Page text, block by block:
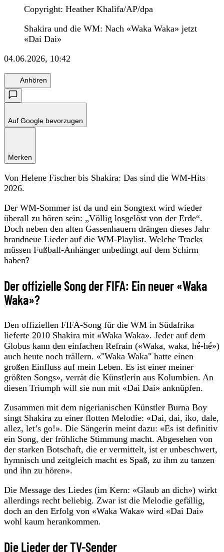
Copyright: Heather Khalifa/AP/dpa
Shakira und die WM: Nach «Waka Waka» jetzt
«Dai Dai»
04.06.2026, 10:42
Anhören
Auf Google bevorzugen
Merken
Von Helene Fischer bis Shakira: Das sind die WM-Hits
2026.
Der WM-Sommer ist da und ein Songtext wird wieder
überall zu hören sein: „Völlig losgelöst von der Erde“.
Doch neben den alten Gassenhauern drängen dieses Jahr
brandneue Lieder auf die WM-Playlist. Welche Tracks
müssen Fußball-Anhänger unbedingt auf dem Schirm
haben?
Der offizielle Song der FIFA: Ein neuer «Waka
Waka»?
Den offiziellen FIFA-Song für die WM in Südafrika
lieferte 2010 Shakira mit «Waka Waka». Jeder auf dem
Globus kann den einfachen Refrain («Waka, waka, hé-hé»)
auch heute noch trällern. «"Waka Waka" hatte einen
großen Einfluss auf mein Leben. Es ist einer meiner
größten Songs», verrät die Künstlerin aus Kolumbien. An
diesen Triumph will sie nun mit «Dai Dai» anknüpfen.
Zusammen mit dem nigerianischen Künstler Burna Boy
singt Shakira zu einer flotten Melodie: «Dai, dai, iko, dale,
allez, let’s go!». Die Sängerin meint dazu: «Es ist definitiv
ein Song, der fröhliche Stimmung macht. Abgesehen von
der starken Botschaft, die er vermittelt, ist er unbeschwert,
hymnisch und zeitgleich macht es Spaß, zu ihm zu tanzen
und ihn zu hören».
Die Message des Liedes (im Kern: «Glaub an dich») wirkt
allerdings recht beliebig. Zwar ist die Melodie gefällig,
doch an den Erfolg von «Waka Waka» wird «Dai Dai»
wohl kaum herankommen.
Die Lieder der TV-Sender